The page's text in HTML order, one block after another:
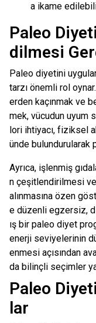
a ikame
Paleo
dilmesi
Paleo diyetini
tarzı önemli rol
erden kaçınmak ve
mek, vücudun uyum
lori ihtiyacı, fiziksel
ünde bulundurularak
Ayrıca, işlenmiş
n çeşitlendirilmesi
alınmasına özen
e düzenli egzersiz,
ış bir paleo diyet
enerji seviyelerinin
enmesi açısından
da bilinçli seçimler
Paleo
lar